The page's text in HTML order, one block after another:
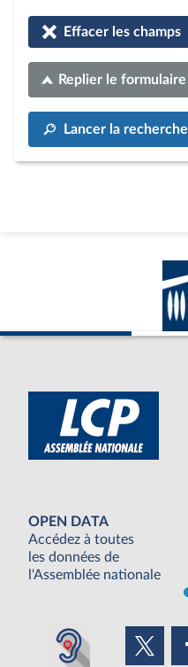
Effacer les champs
Replier le formulaire
Lancer la recherche
OPEN DATA
Accédez à toutes
les données de
l'Assemblée nationale